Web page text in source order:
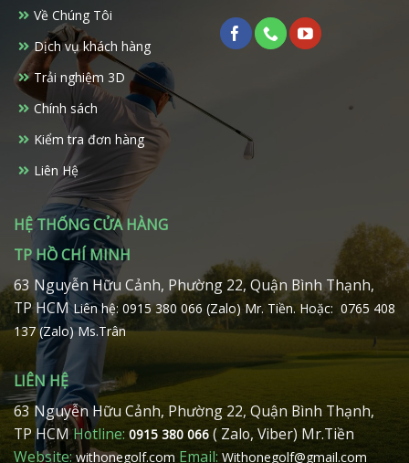
Về Chúng Tôi
Dịch vụ khách hàng
Trải nghiệm 3D
Chính sách
Kiểm tra đơn hàng
Liên Hệ
HỆ THỐNG CỬA HÀNG
TP HỒ CHÍ MINH
63 Nguyễn Hữu Cảnh, Phường 22, Quận Bình Thạnh,
TP HCMLiên hệ: 0915 380 066 (Zalo) Mr. Tiền. Hoặc: 0765 408
137 (Zalo) Ms.Trân
LIÊN HỆ
63 Nguyễn Hữu Cảnh, Phường 22, Quận Bình Thạnh,
TP HCMHotline: 0915 380 066 ( Zalo, Viber) Mr.Tiền
Website:withonegolf.com Email: Withonegolf@gmail.com